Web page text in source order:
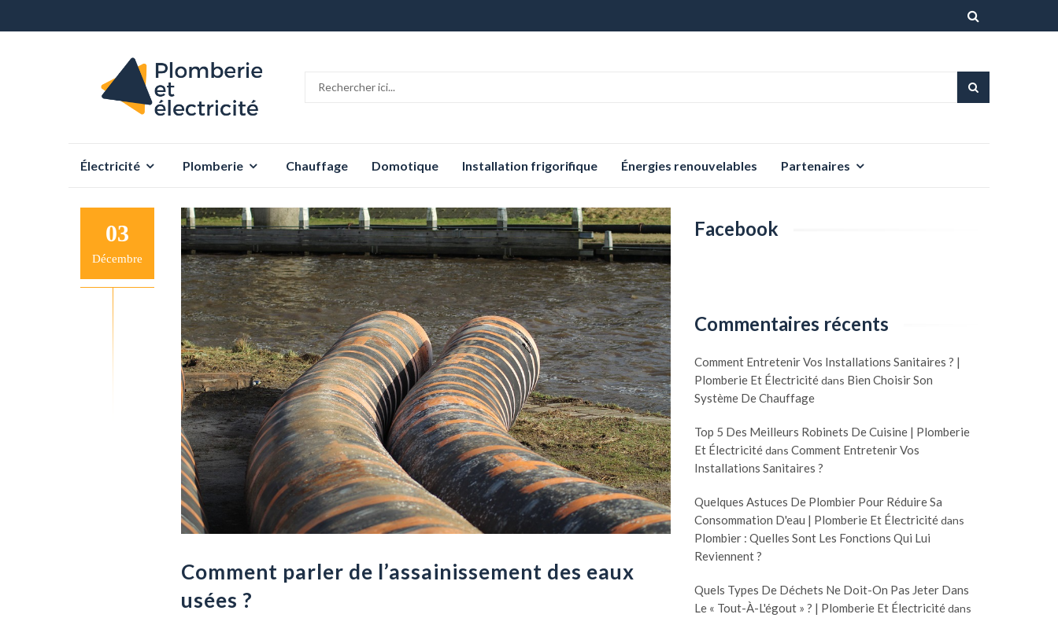
Aller
contenu
Électricité Plomberie Chauffage Domotique Installation frigorifique Énergies renouvelables Partenaires
03
Décembre
Comment parler de l’assainissement des eaux
usées ?
Facebook
Commentaires récents
Comment Entretenir Vos Installations Sanitaires ? |
Plomberie Et Électricitédans Bien Choisir Son
Système De Chauffage
Top 5 Des Meilleurs Robinets De Cuisine | Plomberie
Et Électricitédans Comment Entretenir Vos
Installations Sanitaires ?
Quelques Astuces De Plombier Pour Réduire Sa
Consommation D'eau | Plomberie Et Électricitédans
Plombier : Quelles Sont Les Fonctions Qui Lui
Reviennent ?
Quels Types De Déchets Ne Doit-On Pas Jeter Dans
Le « Tout-À-L'égout » ? | Plomberie Et Électricitédans